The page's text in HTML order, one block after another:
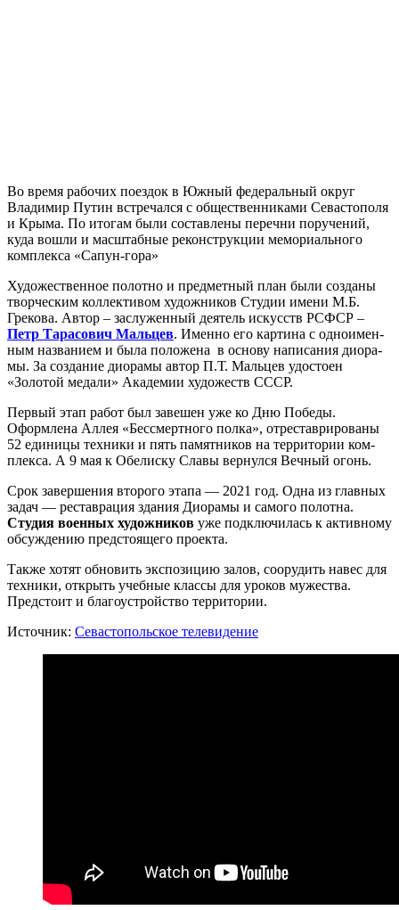
Во вре­мя рабо­чих поез­док в Южный феде­раль­ный округ
Владимир Путин встре­чал­ся с обще­ствен­ни­ка­ми Севастополя
и Крыма. По ито­гам были состав­ле­ны переч­ни пору­че­ний,
куда вошли и мас­штаб­ные рекон­струк­ции мемо­ри­аль­но­го
ком­плек­са «Сапун-гора»
Художественное полот­но и пред­мет­ный план были созда­ны
твор­че­ским кол­лек­ти­вом худож­ни­ков Студии име­ни М.Б.
Грекова. Автор – заслу­жен­ный дея­тель искусств РСФСР –
Петр Тарасович Мальцев. Именно его кар­ти­на с одно­имен­
ным назва­ни­ем и была поло­же­на в осно­ву напи­са­ния дио­ра­
мы. За созда­ние дио­ра­мы автор П.Т. Мальцев удо­сто­ен
«Золотой меда­ли» Академии худо­жеств СССР.
Первый этап работ был заве­шен уже ко Дню Победы.
Оформлена Аллея «Бессмертного пол­ка», отре­ста­ври­ро­ва­ны
52 еди­ни­цы тех­ни­ки и пять памят­ни­ков на тер­ри­то­рии ком­
плек­са. А 9 мая к Обелиску Славы вер­нул­ся Вечный огонь.
Срок завер­ше­ния вто­ро­го эта­па — 2021 год. Одна из глав­ных
задач — рестав­ра­ция зда­ния Диорамы и само­го полот­на.
Студия воен­ных худож­ни­ков уже под­клю­чи­лась к актив­но­му
обсуж­де­нию пред­сто­я­ще­го проекта.
Также хотят обно­вить экс­по­зи­цию залов, соору­дить навес для
тех­ни­ки, открыть учеб­ные клас­сы для уро­ков муже­ства.
Предстоит и бла­го­устрой­ство территории.
Источник: Севастопольское теле­ви­де­ние